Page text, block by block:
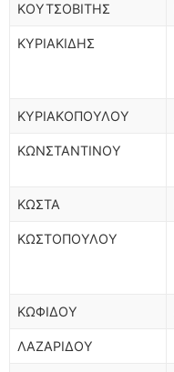
ΚΟΥΤΣΟΒΙΤΗΣ
ΚΥΡΙΑΚΙΔΗΣ
ΚΥΡΙΑΚΟΠΟΥΛΟΥ
ΚΩΝΣΤΑΝΤΙΝΟΥ
ΚΩΣΤΑ
ΚΩΣΤΟΠΟΥΛΟΥ
ΚΩΦΙΔΟΥ
ΛΑΖΑΡΙΔΟΥ